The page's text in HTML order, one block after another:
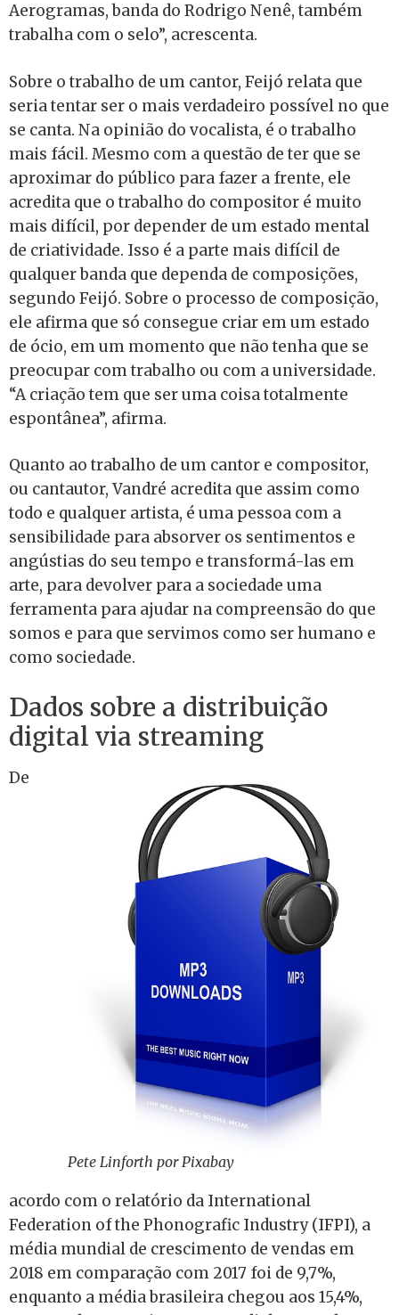
Aerogramas, banda do Rodrigo Nenê, também
trabalha com o selo”, acrescenta.
Sobre o trabalho de um cantor, Feijó relata que
seria tentar ser o mais verdadeiro possível no que
se canta. Na opinião do vocalista, é o trabalho
mais fácil. Mesmo com a questão de ter que se
aproximar do público para fazer a frente, ele
acredita que o trabalho do compositor é muito
mais difícil, por depender de um estado mental
de criatividade. Isso é a parte mais difícil de
qualquer banda que dependa de composições,
segundo Feijó. Sobre o processo de composição,
ele afirma que só consegue criar em um estado
de ócio, em um momento que não tenha que se
preocupar com trabalho ou com a universidade.
“A criação tem que ser uma coisa totalmente
espontânea”, afirma.
Quanto ao trabalho de um cantor e compositor,
ou cantautor, Vandré acredita que assim como
todo e qualquer artista, é uma pessoa com a
sensibilidade para absorver os sentimentos e
angústias do seu tempo e transformá-las em
arte, para devolver para a sociedade uma
ferramenta para ajudar na compreensão do que
somos e para que servimos como ser humano e
como sociedade.
Dados sobre a distribuição
digital via streaming
Pete Linforth por Pixabay
De
acordo com o relatório da International
Federation of the Phonografic Industry (IFPI), a
média mundial de crescimento de vendas em
2018 em comparação com 2017 foi de 9,7%,
enquanto a média brasileira chegou aos 15,4%,